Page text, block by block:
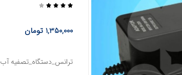





1,350,000 تومان
ترانس_دستگاه_تصفیه آب